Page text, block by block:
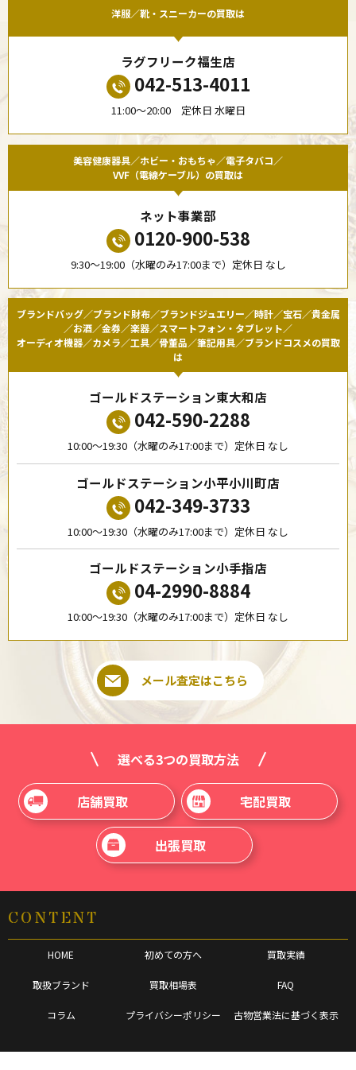
洋服／靴・スニーカーの買取は
ラグフリーク福生店
042-513-4011
11:00〜20:00 定休日 水曜日
美容健康器具／ホビー・おもちゃ／電子タバコ／
VVF（電線ケーブル）の買取は
ネット事業部
0120-900-538
9:30〜19:00（水曜のみ17:00まで）定休日 なし
ブランドバッグ／ブランド財布／ブランドジュエリー／時計／宝石／貴金属
／お酒／金券／楽器／スマートフォン・タブレット／
オーディオ機器／カメラ／工具／骨董品／筆記用具／ブランドコスメの買取
は
ゴールドステーション東大和店
042-590-2288
10:00〜19:30（水曜のみ17:00まで）定休日 なし
ゴールドステーション小平小川町店
042-349-3733
10:00〜19:30（水曜のみ17:00まで）定休日 なし
ゴールドステーション小手指店
04-2990-8884
10:00〜19:30（水曜のみ17:00まで）定休日 なし
メール査定はこちら
選べる3つの買取方法
店舗買取 宅配買取
出張買取
CONTENT
HOME 初めての方へ 買取実績
取扱ブランド 買取相場表 FAQ
コラム プライバシーポリシー 古物営業法に基づく表示